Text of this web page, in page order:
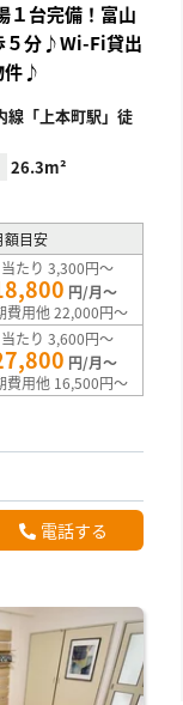
１台完備！富山
５分♪Wi-Fi貸出
件♪
線「上本町駅」徒
26.3m²
額目安
たり 3,300円～
円/月～
費用他 22,000円～
たり 3,600円～
円/月～
費用他 16,500円～
電話する